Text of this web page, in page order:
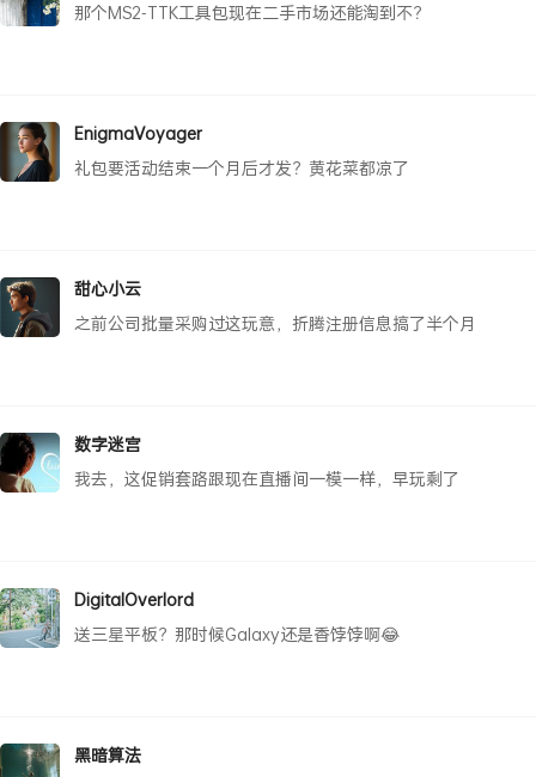
那个MS2-TTK工具包现在二手市场还能淘到不？
EnigmaVoyager
礼包要活动结束一个月后才发？黄花菜都凉了
甜心小云
之前公司批量采购过这玩意，折腾注册信息搞了半个月
数字迷宫
我去，这促销套路跟现在直播间一模一样，早玩剩了
DigitalOverlord
送三星平板？那时候Galaxy还是香饽饽啊😂
黑暗算法